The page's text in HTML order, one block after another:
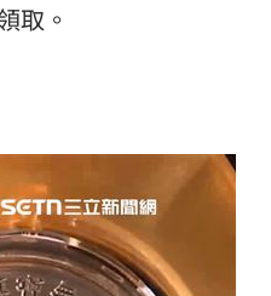
取。